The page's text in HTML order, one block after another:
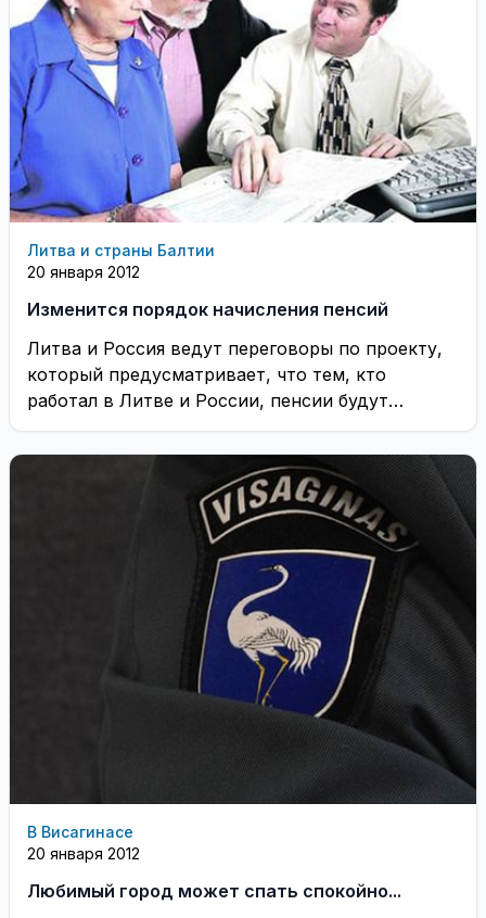
Литва и страны Балтии
20 января 2012
Изменится порядок начисления пенсий
Литва и Россия ведут переговоры по проекту,
который предусматривает, что тем, кто
работал в Литве и России, пенсии будут
платить ...
В Висагинасе
20 января 2012
Любимый город может спать спокойно...